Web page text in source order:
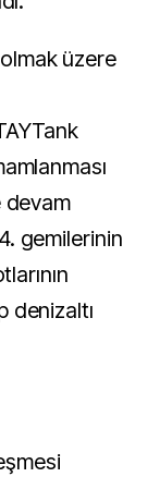
üzere
devam
gemilerinin
denizaltı